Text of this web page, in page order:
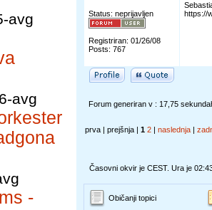
avg
avg
-
Status: neprijavljen
Registriran: 01/26/08
Posts: 767
https://
Forum generiran v : 17,75
prva | prejšnja | 1 2 | naslednja |
Časovni okvir je CEST. Ura je
Običanji topici